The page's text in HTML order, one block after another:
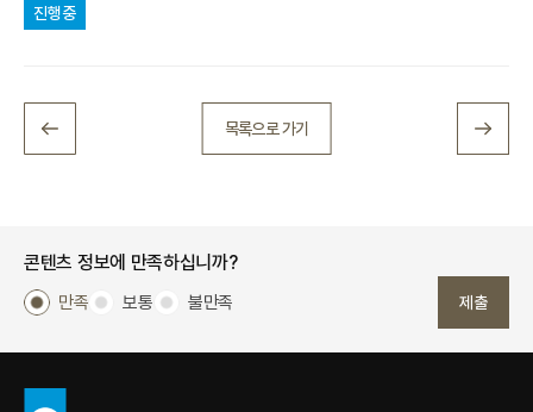
진행중
목록으로 가기
콘텐츠 정보에 만족하십니까?
만족 보통 불만족 제출